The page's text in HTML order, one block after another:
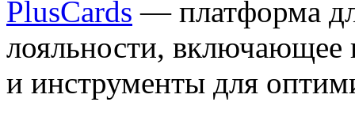
PlusCards — платформа
лояльности, включающее
и инструменты для